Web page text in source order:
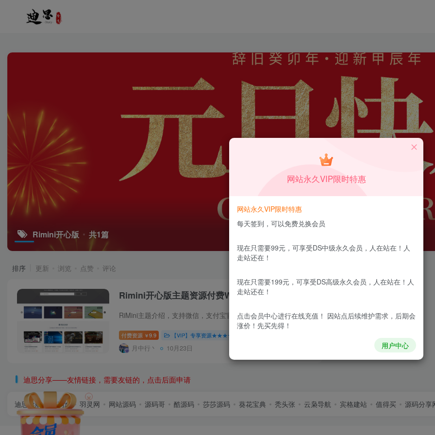
×
Rimini开心版 共1篇
排序 更新 浏览 点赞 评论
Rimini开心版主题资源付费WordPress主题下载
RiMini主题介绍，支持微信，支付宝官方支付接口，个人PAYJS，虎皮椒，码支付，免登录购买，会员中心，支付齐全，体验超速，简单粗暴，支付接口齐全，没有多余的东西，遵循简单快速付费资源理念...
付费资源 ￥9.9 【VIP】专享资源★★★★★
月中行丶 10月23日
迪思分享——友情链接，需要友链的，点击后面申请
迪思导航 首码逸 羽灵网 网站源码 源码哥 酷源码 莎莎源码 葵花宝典 秃头张 云枭导航 宾格建站 值得买 源码分享
网站永久VIP限时特惠
网站永久VIP限时特惠
每天签到，可以免费兑换会员
现在只需要99元，可享受DS中级永久会员，人在站在！人
走站还在！
现在只需要199元，可享受DS高级永久会员，人在站在！人
走站还在！
点击会员中心进行在线充值！ 因站点后续维护需求，后期会
涨价！先买先得！
用户中心